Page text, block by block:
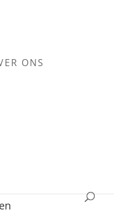
ONS